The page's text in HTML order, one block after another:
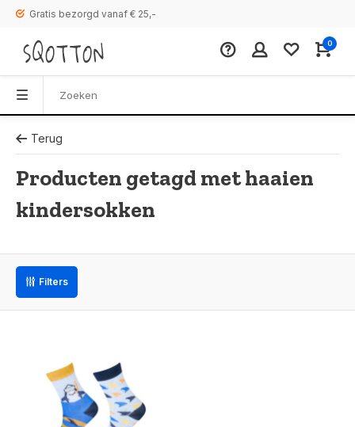
Gratis bezorgd vanaf € 25,-
0
Terug
Producten getagd met haaien
kindersokken
Filters